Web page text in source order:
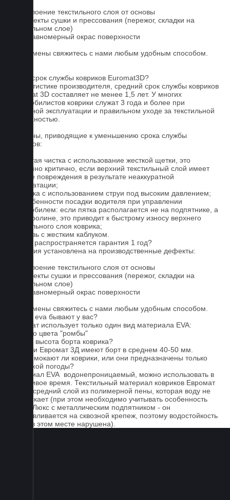
1. Отслоение текстильного слоя от основы
2. Дефекты сушки и прессования (пережог, складки на
текстильном слое)
3. Неравномерный окрас поверхности
Для замены свяжитесь с нами любым удобным способом.
Какой срок службы ковриков Euromat3D?
По статистике производителя, средний срок службы ковриков
Euromat 3D составляет не менее 1,5 лет. У многих
автомобилистов коврики служат 3 года и более при
бережной эксплуатации и правильном уходе за текстильной
поверхностью.
Причины, приводящие к уменьшению срока службы
ковриков:
1. Частая чистка с использование жесткой щетки, это
особенно критично, если верхний текстильный слой имеет
мелкие повреждения в результате неаккуратной
эксплуатации;
2. Мойка с использованием струи под высоким давлением;
3. Особенности посадки водителя при управлении
автомобилем: если пятка располагается не на подпятнике, а
на ковролине, это приводит к быстрому износу верхнего
текстильного слоя коврика;
4. Обувь с жестким каблуком.
На что распространяется гарантия 1 год?
Гарантия установлена на производственные дефекты:
1. Отслоение текстильного слоя от основы
2. Дефекты сушки и прессования (пережог, складки на
текстильном слое)
3. Неравномерный окрас поверхности
Для замены свяжитесь с нами любым удобным способом.
Серые eva бывают у вас?
Евромат использует только один вид материала EVA:
черного цвета "ромбы"
Какова высота борта коврика?
Коврики Евромат 3Д имеют борт в среднем 40-50 мм.
Не промокают ли коврики, или они предназначены только
для сухой погоды?
Материал EVA водонепроницаемый, можно использовать в
дождливое время. Текстильный материал ковриков Евромат
имеет средний слой из полимерной пены, которая воду не
пропускает (при этом необходимо учитывать особенность
серии Люкс с металлическим подпятником - он
устанавливается на сквозной крепеж, поэтому водостойкость
ковра в этом месте нарушена).